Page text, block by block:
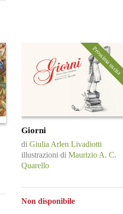
Prossima uscita
Giorni
di Giulia Arlen Livadiotti
illustrazioni di Maurizio A. C.
Quarello
Non disponibile